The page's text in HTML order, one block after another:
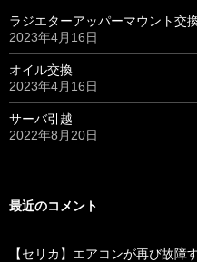
ラジエターアッパーマウント交
2023年4月16日
オイル交換
2023年4月16日
サーバ引越
2022年8月20日
最近のコメント
【セリカ】エアコンが再び故